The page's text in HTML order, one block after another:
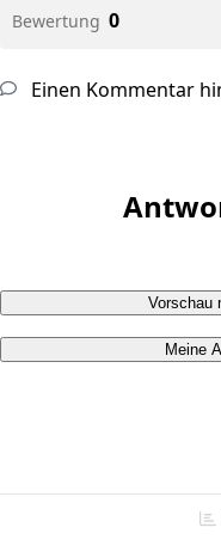
Bewertung 0
Einen Kommentar
Vorschau
Meine